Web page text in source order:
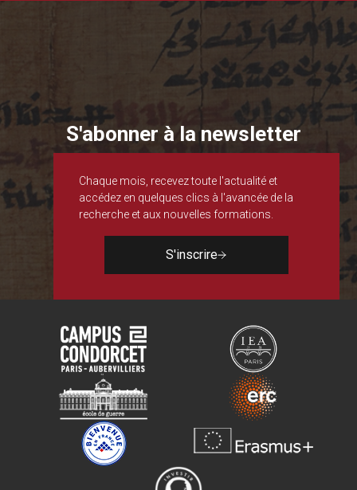
S'abonner à la newsletter
Chaque mois, recevez toute l'actualité et
accédez en quelques clics à l'avancée de la
recherche et aux nouvelles formations.
S'inscrire